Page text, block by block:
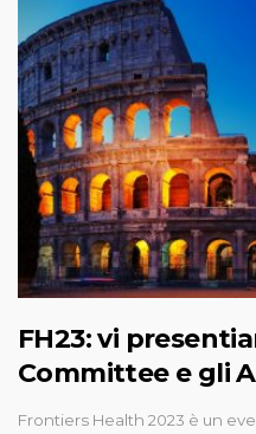
FH23: vi
Committee e gli
Frontiers Health 2023 è un